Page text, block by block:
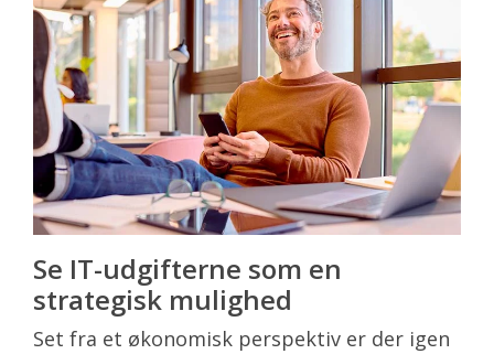
Se IT-udgifterne som en
strategisk mulighed
Set fra et økonomisk perspektiv er der igen